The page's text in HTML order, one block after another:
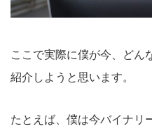
ここで実際に僕が今、どん
紹介しようと思います。
たとえば、僕は今バイナリ